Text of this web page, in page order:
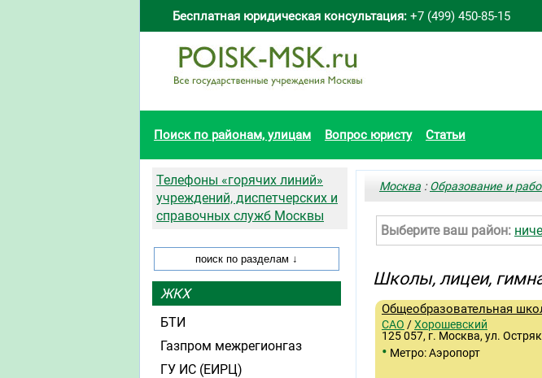
Бесплатная юридическая консультация: +7 (499) 450-85-15
Поиск по районам, улицам Вопрос юристу Статьи
Москва :Образование и
Выберите ваш район:
Школы, лицеи,
Общеобразовательная
САО /Хорошевский
125 057, г. Москва, ул.
• Метро: Аэропорт
Телефоны «горячих линий»
учреждений, диспетчерских и
справочных служб Москвы
ЖКХ
БТИ
Газпром межрегионгаз
ГУ ИС (ЕИРЦ)